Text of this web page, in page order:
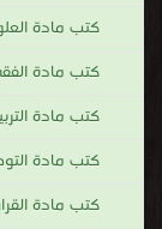
كتب مادة
كتب مادة
كتب مادة
كتب مادة
كتب مادة